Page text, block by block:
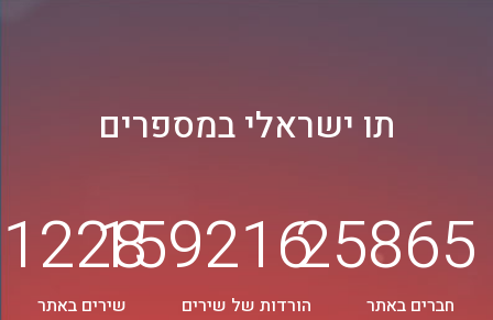
תו ישראלי במספרים
1638
שירים באתר
212494
הורדות של שירים באתר